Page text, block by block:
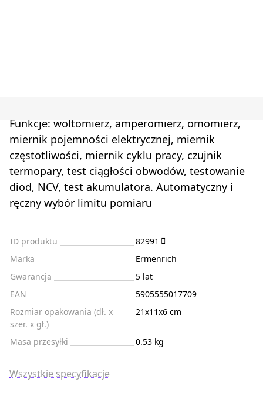
Funkcje: woltomierz, amperomierz, omomierz,
miernik pojemności elektrycznej, miernik
częstotliwości, miernik cyklu pracy, czujnik
termopary, test ciągłości obwodów, testowanie
diod, NCV, test akumulatora. Automatyczny i
ręczny wybór limitu pomiaru
ID produktu
82991
Marka
Ermenrich
Gwarancja
5 lat
EAN
5905555017709
Rozmiar opakowania (dł. x
szer. x gł.)
21x11x6 cm
Masa przesyłki 0.53 kg
Wszystkie specyfikacje